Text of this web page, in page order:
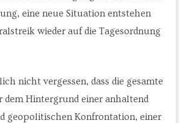
eine neue Situation entstehen
wieder auf die Tagesordnung
nicht vergessen, dass die gesamte
dem Hintergrund einer anhaltend
geopolitischen Konfrontation, einer